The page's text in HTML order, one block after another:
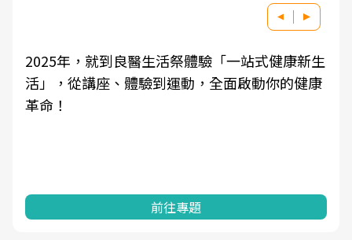
2025年，就到良醫生活祭體驗「一站式健康新生
活」，從講座、體驗到運動，全面啟動你的健康
革命！
前往專題